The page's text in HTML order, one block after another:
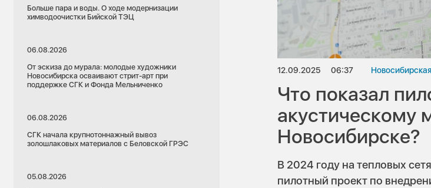
Больше пара и воды. О ходе модернизации
химводоочистки Бийской ТЭЦ
06.08.2026
От эскиза до мурала: молодые художники
Новосибирска осваивают стрит-арт при
поддержке СГК и Фонда Мельниченко
06.08.2026
СГК начала крупнотоннажный вывоз
золошлаковых материалов с Беловской ГРЭС
05.08.2026
12.09.2025 06:37
Что показал
акустическому
Новосибирске?
В 2024 году на тепловых
пилотный проект по